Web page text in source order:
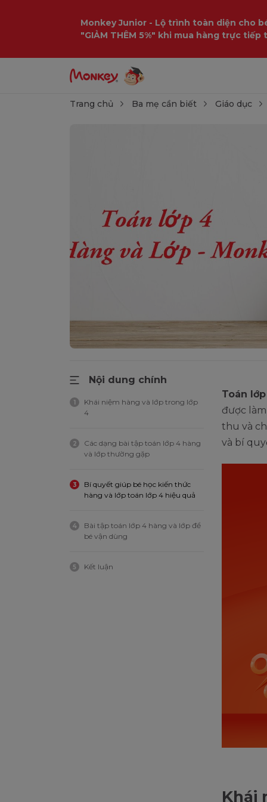
Monkey Junior - Lộ trình toàn diện cho
"GIẢM THÊM 5%" khi mua hàng trực
Trang chủ Ba mẹ cần biết Giáo dục
Nội dung chính
1
Khái niệm hàng và lớp trong lớp
4
2
Các dạng bài tập toán lớp 4 hàng
và lớp thường gặp
3
Bí quyết giúp bé học kiến thức
hàng và lớp toán lớp 4 hiệu quả
4
Bài tập toán lớp 4 hàng và lớp để
bé vận dùng
5 Kết luận
Toán
được
thu và
và bí
Khái